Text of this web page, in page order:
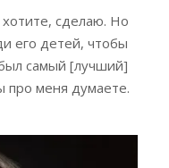
сделаю. Но
его детей, чтобы
самый [лучший]
про меня думаете.